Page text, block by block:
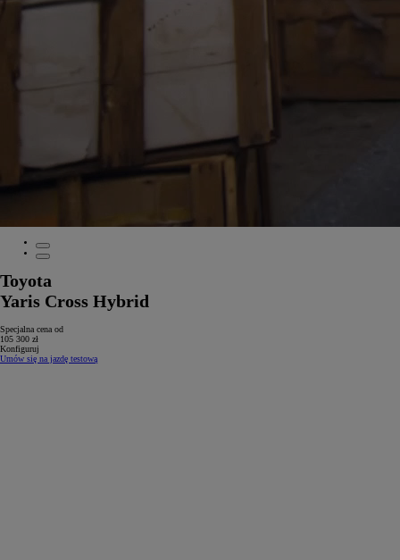
Toyota
Yaris Cross Hybrid
Specjalna cena od
105 300 zł
Konfiguruj
Umów się na jazdę testową